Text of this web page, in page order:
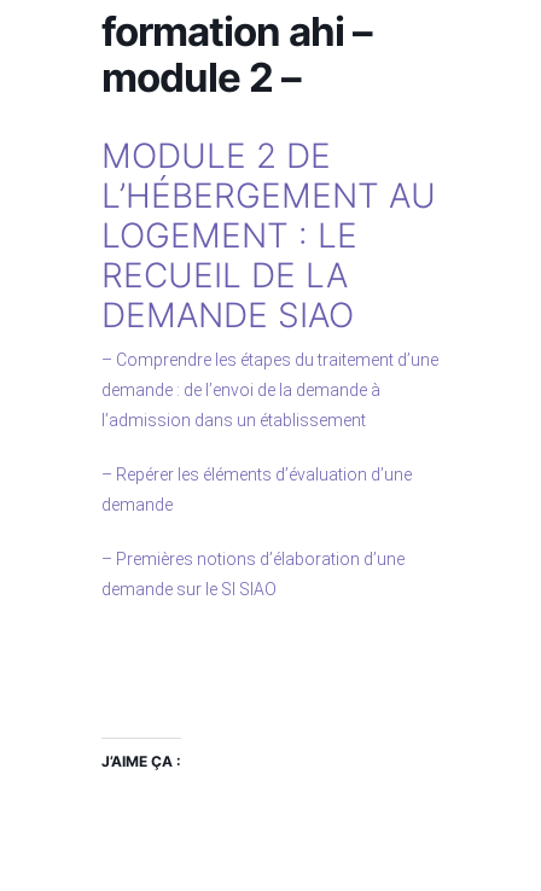
formation ahi –
module 2 –
MODULE 2 DE
L’HÉBERGEMENT AU
LOGEMENT : LE
RECUEIL DE LA
DEMANDE SIAO
– Comprendre les étapes du traitement d’une
demande : de l’envoi de la demande à
l’admission dans un établissement
– Repérer les éléments d’évaluation d’une
demande
– Premières notions d’élaboration d’une
demande sur le SI SIAO
J’AIME ÇA :